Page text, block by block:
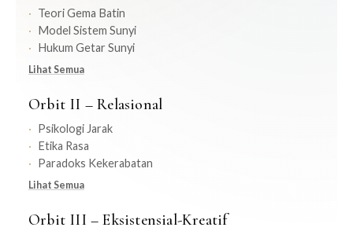
Teori Gema Batin
Model Sistem Sunyi
Hukum Getar Sunyi
Lihat Semua
Orbit II – Relasional
Psikologi Jarak
Etika Rasa
Paradoks Kekerabatan
Lihat Semua
Orbit III – Eksistensial-Kreatif